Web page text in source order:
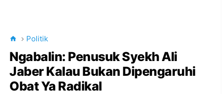
Politik
Ngabalin: Penusuk Syekh Ali
Jaber Kalau Bukan Dipengaruhi
Obat Ya Radikal